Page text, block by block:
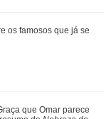
de Bruna. Confira o
Ama...
do corpo de Jojo
os famosos que já se
que Omar parece